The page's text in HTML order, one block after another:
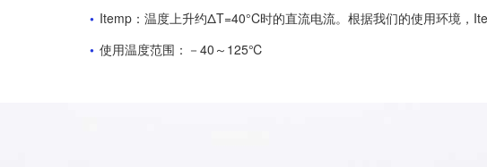
• Itemp：温度上升约ΔT=40°C时的直流电流。根据我们的使用环境，
• 使用温度范围：－40～125℃